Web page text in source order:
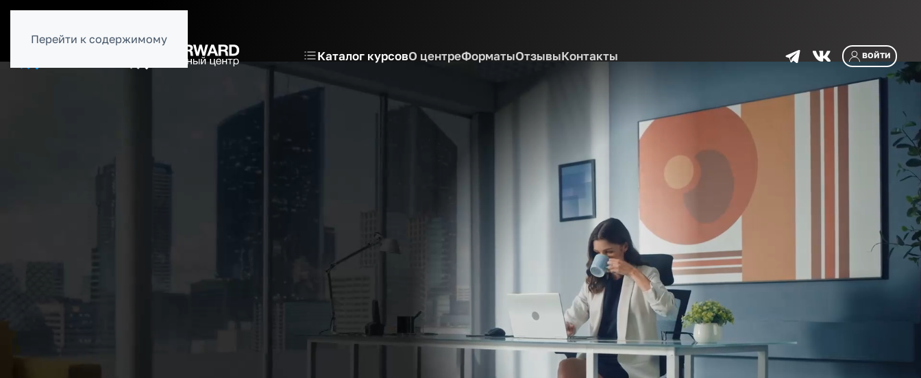
Перейти к содержимому
8 (800)500-54-56 8 (495)
Каталог курсовО центреФорматыОтзывыКонтакты ВОЙТИ